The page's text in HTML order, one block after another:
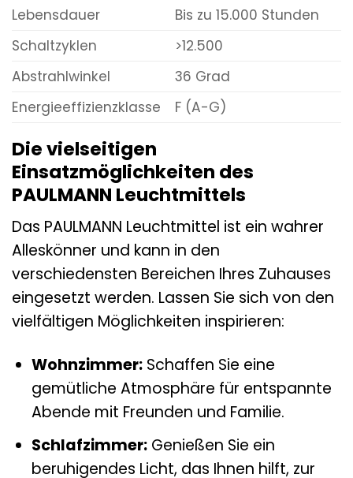
Lebensdauer
Bis zu 15.000 Stunden
Schaltzyklen
>12.500
Abstrahlwinkel
36 Grad
Energieeffizienzklasse
F (A-G)
Die vielseitigen
Einsatzmöglichkeiten des
PAULMANN Leuchtmittels
Das PAULMANN Leuchtmittel ist ein wahrer
Alleskönner und kann in den
verschiedensten Bereichen Ihres Zuhauses
eingesetzt werden. Lassen Sie sich von den
vielfältigen Möglichkeiten inspirieren:
Wohnzimmer:Schaffen Sie eine
gemütliche Atmosphäre für entspannte
Abende mit Freunden und Familie.
Schlafzimmer:Genießen Sie ein
beruhigendes Licht, das Ihnen hilft, zur